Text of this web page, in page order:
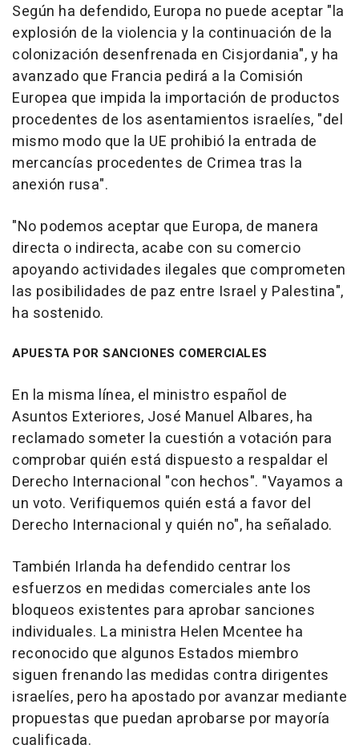
Según ha defendido, Europa no puede aceptar "la
explosión de la violencia y la continuación de la
colonización desenfrenada en Cisjordania", y ha
avanzado que Francia pedirá a la Comisión
Europea que impida la importación de productos
procedentes de los asentamientos israelíes, "del
mismo modo que la UE prohibió la entrada de
mercancías procedentes de Crimea tras la
anexión rusa".
"No podemos aceptar que Europa, de manera
directa o indirecta, acabe con su comercio
apoyando actividades ilegales que comprometen
las posibilidades de paz entre Israel y Palestina",
ha sostenido.
APUESTA POR SANCIONES COMERCIALES
En la misma línea, el ministro español de
Asuntos Exteriores, José Manuel Albares, ha
reclamado someter la cuestión a votación para
comprobar quién está dispuesto a respaldar el
Derecho Internacional "con hechos". "Vayamos a
un voto. Verifiquemos quién está a favor del
Derecho Internacional y quién no", ha señalado.
También Irlanda ha defendido centrar los
esfuerzos en medidas comerciales ante los
bloqueos existentes para aprobar sanciones
individuales. La ministra Helen Mcentee ha
reconocido que algunos Estados miembro
siguen frenando las medidas contra dirigentes
israelíes, pero ha apostado por avanzar mediante
propuestas que puedan aprobarse por mayoría
cualificada.